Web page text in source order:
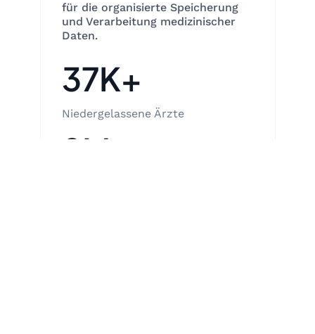
für die organisierte Speicherung
und Verarbeitung medizinischer
Daten.
37K+
Niedergelassene Ärzte
8M+